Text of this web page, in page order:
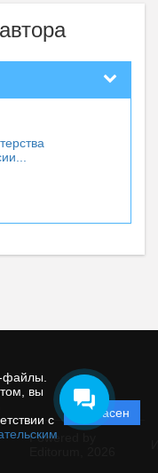
файлы.
вы
с
Согласен
Powered by